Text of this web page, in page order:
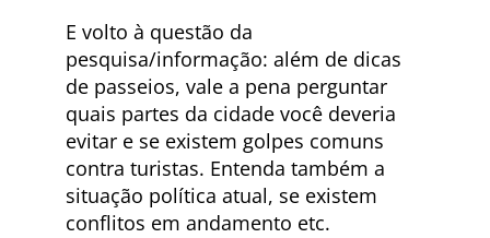
E volto à questão da
pesquisa/informação: além de dicas
de passeios, vale a pena perguntar
quais partes da cidade você deveria
evitar e se existem golpes comuns
contra turistas. Entenda também a
situação política atual, se existem
conflitos em andamento etc.